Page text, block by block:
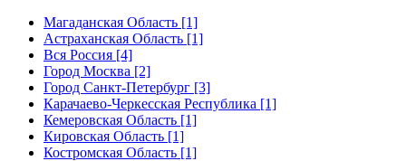
Магаданская Область [1]
Астраханская Область [1]
Вся Россия [4]
Город Москва [2]
Город Санкт-Петербург [3]
Карачаево-Черкесская Республика [1]
Кемеровская Область [1]
Кировская Область [1]
Костромская Область [1]